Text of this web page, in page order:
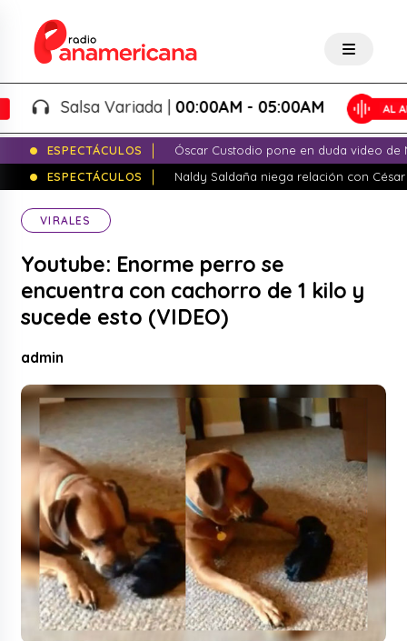
Salsa Variada |00:00AM - 05:00AM
ESPECTÁCULOS
Óscar Custodio pone en duda video de
ESPECTÁCULOS
Naldy Saldaña niega relación con
VIRALES
Youtube: Enorme perro se
encuentra con cachorro de 1 kilo y
sucede esto (VIDEO)
admin